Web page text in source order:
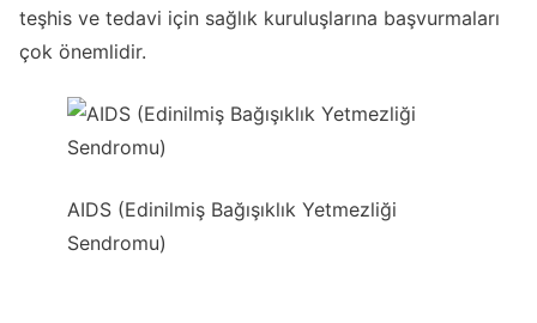
teşhis ve tedavi için sağlık kuruluşlarına başvurmaları
çok önemlidir.
AIDS (Edinilmiş Bağışıklık Yetmezliği
Sendromu)